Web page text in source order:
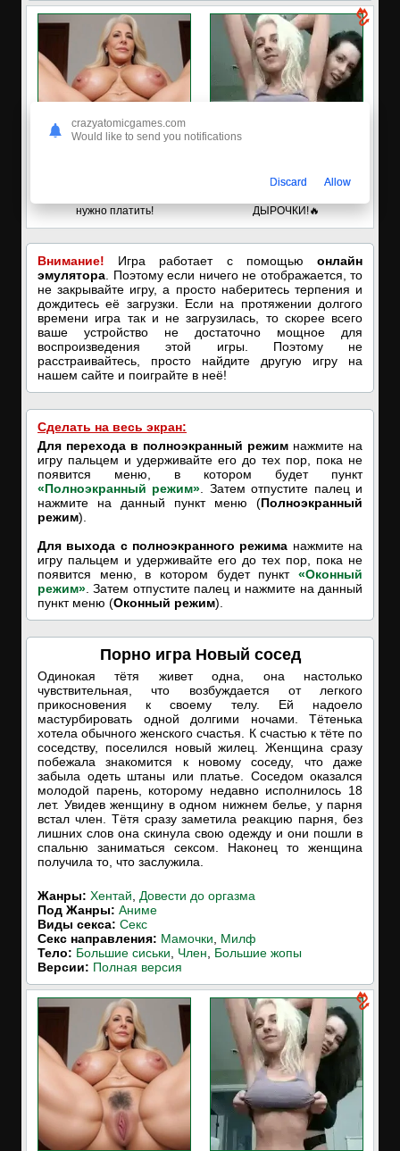
нужно платить!
✅ЗАХОДИ, ПОДРОЧИМ!
ДЫРОЧКИ!🔥
Внимание! Игра работает с помощью онлайн
эмулятора . Поэтому если ничего не отображается, то
не закрывайте игру, а просто наберитесь терпения и
дождитесь её загрузки. Если на протяжении долгого
времени игра так и не загрузилась, то скорее всего
ваше устройство не достаточно мощное для
воспроизведения этой игры. Поэтому не
расстраивайтесь, просто найдите другую игру на
нашем сайте и поиграйте в неё!
Сделать на весь экран:
Для перехода в полноэкранный режим нажмите на
игру пальцем и удерживайте его до тех пор, пока не
появится меню, в котором будет пункт
«Полноэкранный режим» . Затем отпустите палец и
нажмите на данный пункт меню (Полноэкранный
режим).
Для выхода с полноэкранного режима нажмите на
игру пальцем и удерживайте его до тех пор, пока не
появится меню, в котором будет пункт «Оконный
режим» . Затем отпустите палец и нажмите на данный
пункт меню (Оконный режим).
Порно игра Новый сосед
Одинокая тётя живет одна, она настолько
чувствительная, что возбуждается от легкого
прикосновения к своему телу. Ей надоело
мастурбировать одной долгими ночами. Тётенька
хотела обычного женского счастья. К счастью к тёте по
соседству, поселился новый жилец. Женщина сразу
побежала знакомится к новому соседу, что даже
забыла одеть штаны или платье. Соседом оказался
молодой парень, которому недавно исполнилось 18
лет. Увидев женщину в одном нижнем белье, у парня
встал член. Тётя сразу заметила реакцию парня, без
лишних слов она скинула свою одежду и они пошли в
спальню заниматься сексом. Наконец то женщина
получила то, что заслужила.
Жанры: Хентай
Довести до оргазма
Под Жанры: Аниме
Виды секса: Секс
Cекс направления: Мамочки
Милф
Тело: Большие сиськи Член
Большие жопы
Версии: Полная версия
crazyatomicgames.com
Would like to send you notifications
Discard Allow